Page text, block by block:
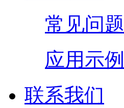
常见问题
应用示例
联系我们